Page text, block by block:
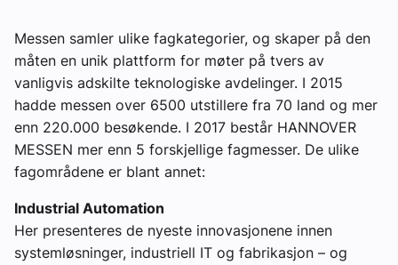
Messen samler ulike fagkategorier, og skaper på den
måten en unik plattform for møter på tvers av
vanligvis adskilte teknologiske avdelinger. I 2015
hadde messen over 6500 utstillere fra 70 land og mer
enn 220.000 besøkende. I 2017 består HANNOVER
MESSEN mer enn 5 forskjellige fagmesser. De ulike
fagområdene er blant annet:
Industrial Automation
Her presenteres de nyeste innovasjonene innen
systemløsninger, industriell IT og fabrikasjon – og